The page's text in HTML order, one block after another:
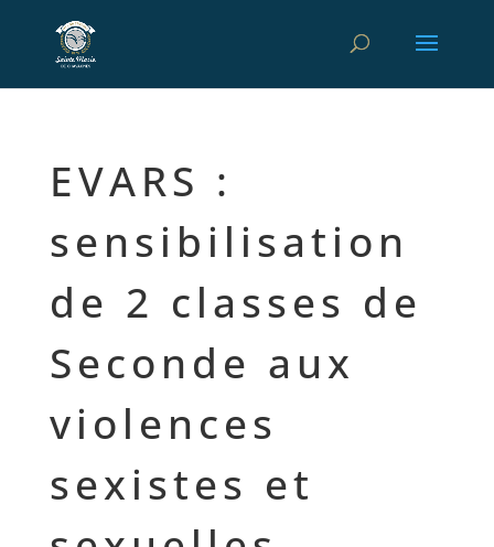
EVARS :
sensibilisation
de 2 classes de
Seconde aux
violences
sexistes et